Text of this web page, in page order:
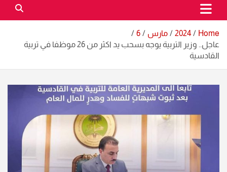
Home
2024 مارس
6
عاجل.. وزير التربية يوجه بسحب يد اكثر من 26 موظفا في تربية
القادسية